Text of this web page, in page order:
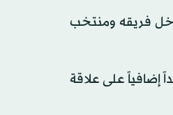
فريقه ومنتخب
إضافياً على علاقة